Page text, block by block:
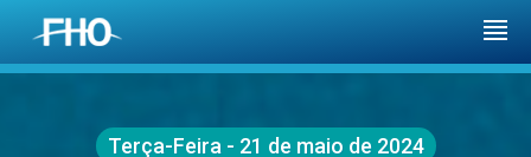
Terça-Feira - 21 de maio de 2024